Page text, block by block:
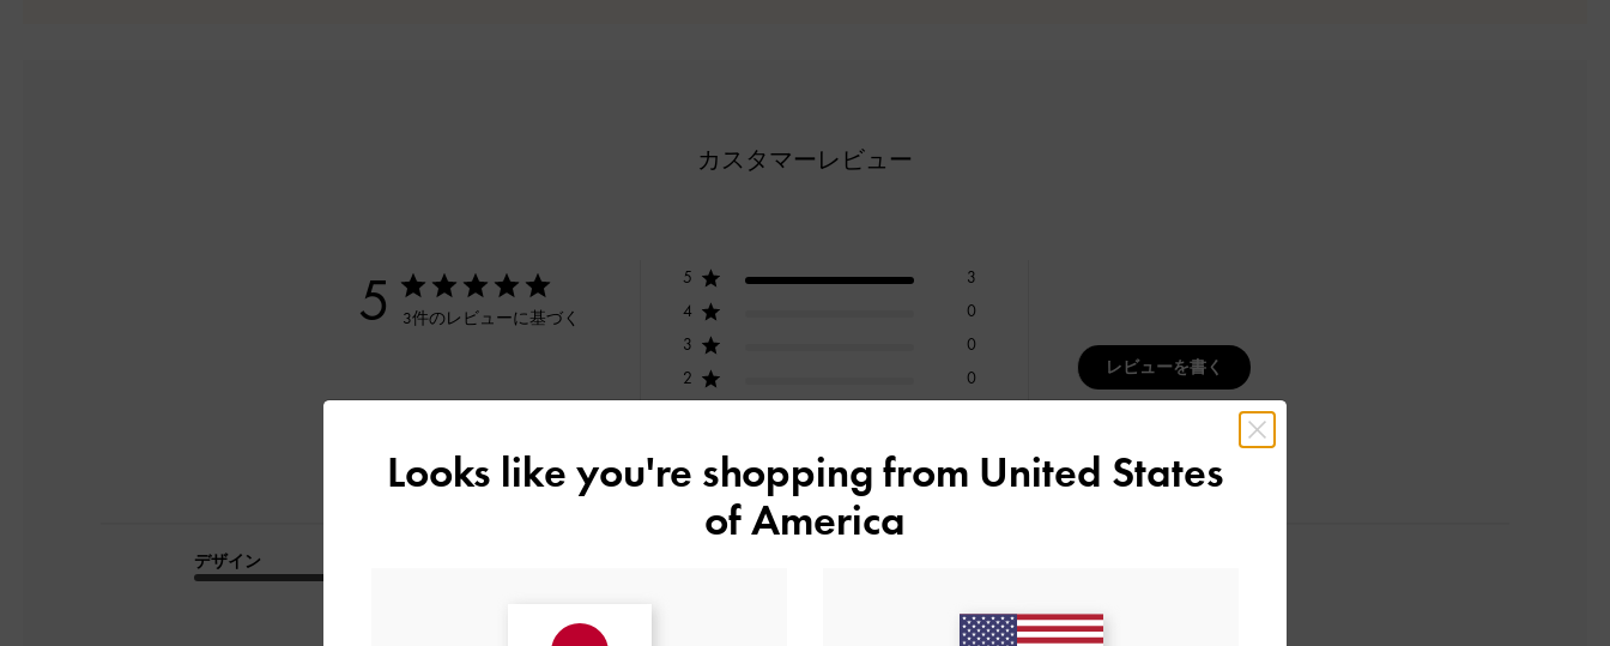
カスタマーレビュー
5 3件のレビューに基づく
5
3
4
0
3
0
2
0
レビューを書く
デザイン
Looks like you're shopping from United States
of America